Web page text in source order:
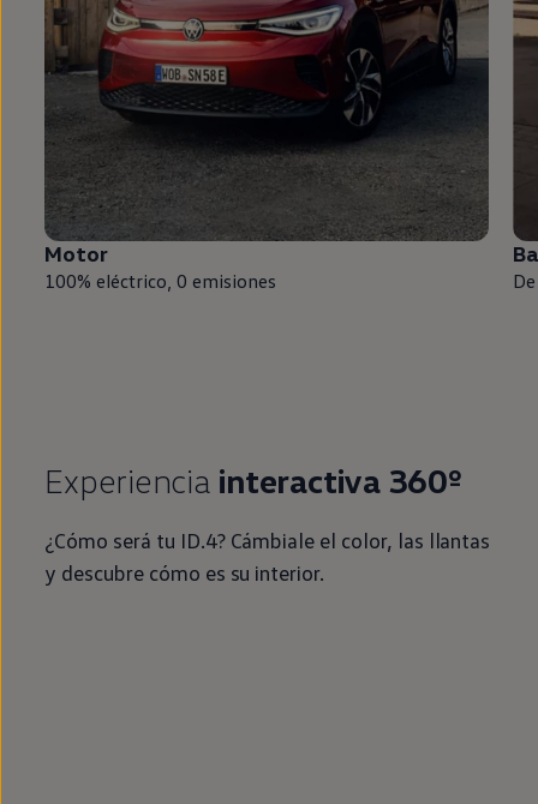
Motor
100% eléctrico , 0 emisiones
Experiencia interactiva 360º
¿Cómo será tu ID.4? Cámbiale el color, las llantas
y descubre cómo es su interior.